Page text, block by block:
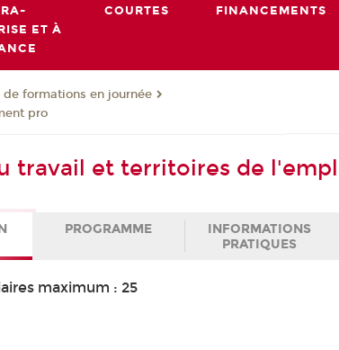
ET À
COURTES
FINANCEMENTS
de formations en journée
pro
travail et territoires de
PROGRAMME
INFORMATIONS
PRATIQUES
maximum : 25